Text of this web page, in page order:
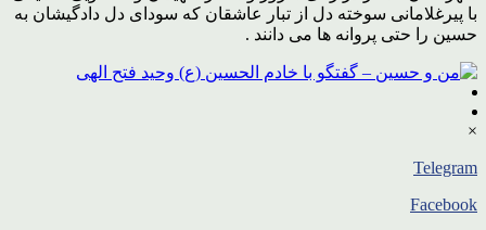
با پیرغلامانی سوخته دل از تبار عاشقان که سودای دل دادگیشان به
حسین را حتی پروانه ها می دانند .
×
Telegram
Facebook